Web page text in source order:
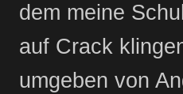
dem meine
auf Crack
umgeben von